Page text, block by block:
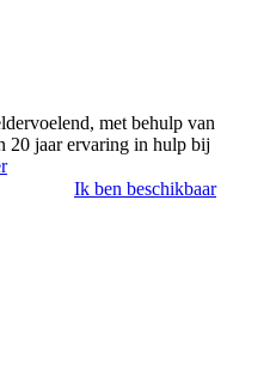
met behulp van
20 jaar ervaring in hulp bij
Ik ben beschikbaar